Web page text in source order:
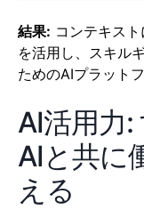
結果: コンテキス
を活用し、スキル
ためのAIプラット
AI活用力:
AIと共に
える